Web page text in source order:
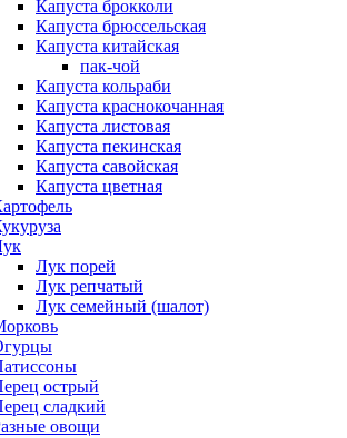
Капуста брокколи
Капуста брюссельская
Капуста китайская
пак-чой
Капуста кольраби
Капуста краснокочанная
Капуста листовая
Капуста пекинская
Капуста савойская
Капуста цветная
Лук порей
Лук репчатый
Лук семейный (шалот)
острый
сладкий
овощи